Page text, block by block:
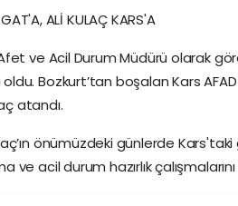
ALİ KULAÇ KARS'A
ve Acil Durum Müdürü olarak
Bozkurt’tan boşalan Kars
atandı.
önümüzdeki günlerde
ve acil durum hazırlık